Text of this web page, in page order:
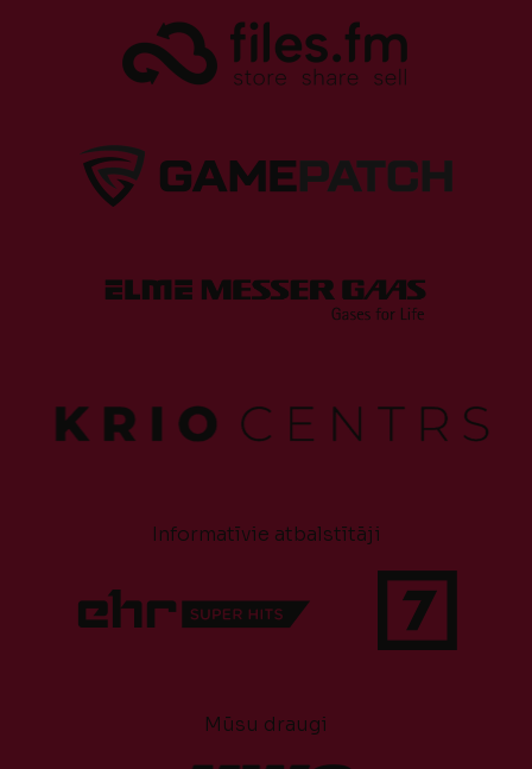
Informatīvie atbalstītāji
Mūsu draugi